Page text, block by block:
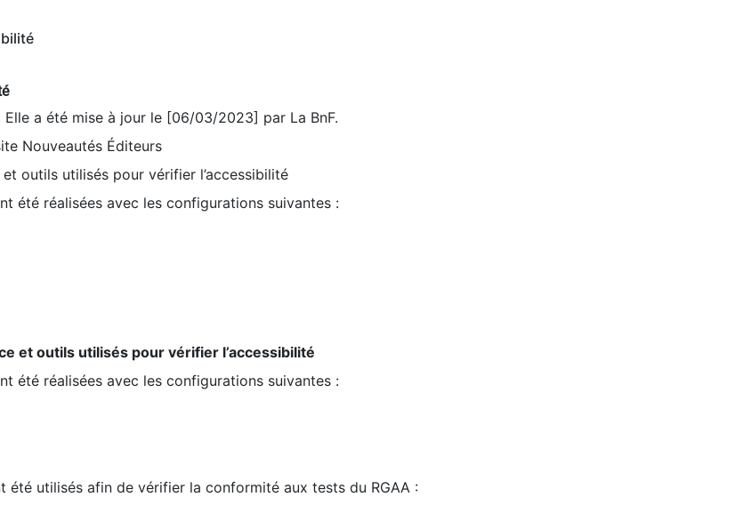
a été mise à jour le [06/03/2023] par La BnF.
Nouveautés Éditeurs
outils utilisés pour vérifier l’accessibilité
été réalisées avec les configurations suivantes :
et outils utilisés pour vérifier l’accessibilité
été réalisées avec les configurations suivantes :
utilisés afin de vérifier la conformité aux tests du RGAA :